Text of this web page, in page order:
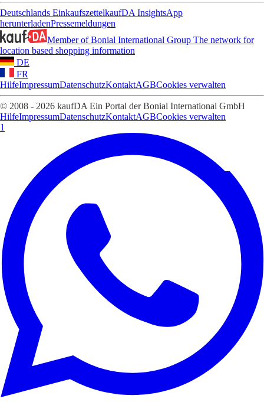
Deutschlands EinkaufszettelkaufDA InsightsApp
herunterladenPressemeldungen
Member of Bonial International Group The network for
location based shopping information
DE
FR
HilfeImpressumDatenschutzKontaktAGBCookies verwalten
© 2008 - 2026 kaufDA Ein Portal der Bonial International GmbH
HilfeImpressumDatenschutzKontaktAGBCookies verwalten
1